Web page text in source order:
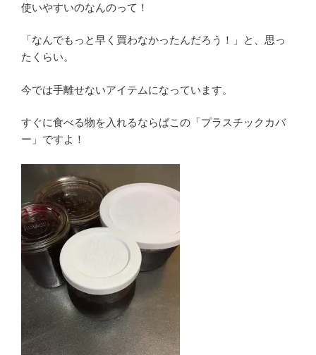
使いやすいのなんのって！
「なんでもっと早く買わなかったんだろう！」と、思っ
たくらい。
今では手離せないアイテムになっています。
すぐに食べる物を入れるならばこの「プラスチックカバ
ー」ですよ！